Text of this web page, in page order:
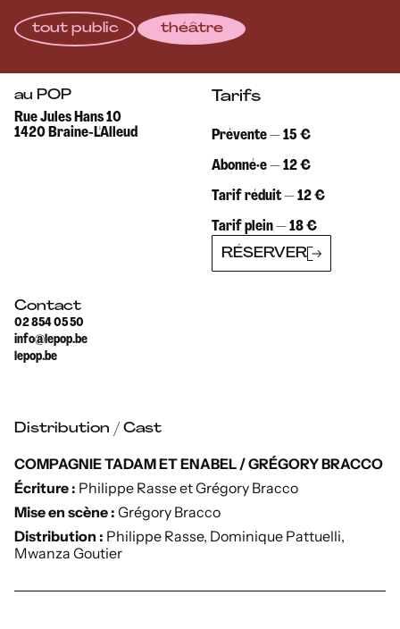
tout public théâtre
au POP
Rue Jules Hans 10
1420 Braine-L'Alleud
Tarifs
Prévente — 15 €
Abonné·e — 12 €
Tarif réduit — 12 €
Tarif plein — 18 €
RÉSERVER
Contact
02 854 05 50
info@lepop.be
lepop.be
Distribution / Cast
COMPAGNIE TADAM ET ENABEL / GRÉGORY BRACCO
Écriture : Philippe Rasse et Grégory Bracco
Mise en scène : Grégory Bracco
Distribution : Philippe Rasse, Dominique Pattuelli,
Mwanza Goutier